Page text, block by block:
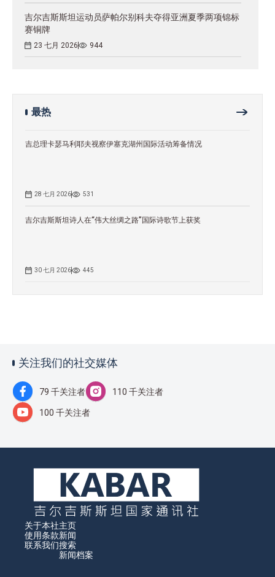
吉尔吉斯斯坦运动员萨帕尔别科夫夺得亚洲夏季两项锦标
赛铜牌
23 七月 2026 944
最热
吉总理卡瑟马利耶夫视察伊塞克湖州国际活动筹备情况
28 七月 2026 531
吉尔吉斯斯坦诗人在“伟大丝绸之路”国际诗歌节上获奖
30 七月 2026 445
关注我们的社交媒体
79 千关注者 110 千关注者
100 千关注者
关于本社
使用条款
联系我们
主页
新闻
搜索
新闻档案